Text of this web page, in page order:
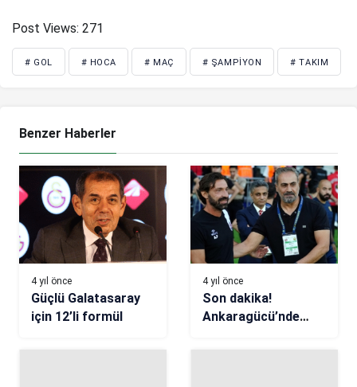
Post Views: 271
# GOL # HOCA # MAÇ # ŞAMPIYON # TAKIM
Benzer Haberler
4 yıl önce
Güçlü Galatasaray
için 12’li formül
4 yıl önce
Son dakika!
Ankaragücü’nde